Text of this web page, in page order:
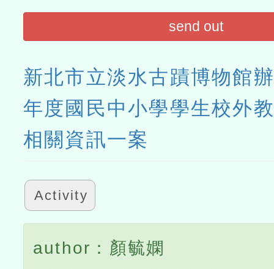
send out
新北市立淡水古蹟博物館
年度國民中小學學生校外
相關資訊一案
Activity
author：顏毓嫻